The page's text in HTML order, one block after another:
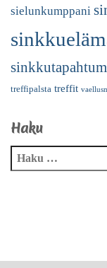
sielunkumppani
treffipalsta treffit
Haku